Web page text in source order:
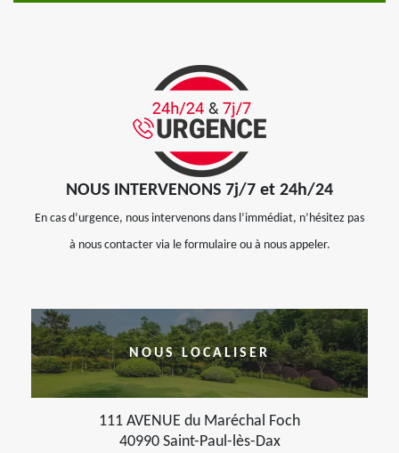
NOUS INTERVENONS 7j/7 et 24h/24
En cas d’urgence, nous intervenons dans l’immédiat, n’hésitez pas
à nous contacter via le formulaire ou à nous appeler.
NOUS LOCALISER
111 AVENUE du Maréchal Foch
40990 Saint-Paul-lès-Dax